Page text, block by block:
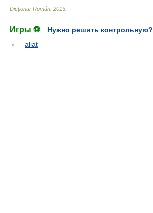
Dicționar Român 2013
Игры ⚽
Нужно решить контрольную?
aliat